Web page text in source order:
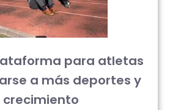
para atletas
a más deportes y